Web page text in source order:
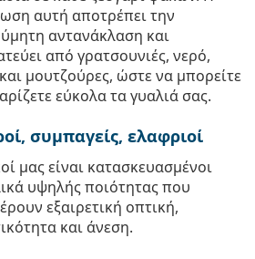
αυτή αποτρέπει την
αντανάκλαση και
από γρατσουνιές, νερό,
μουτζούρες, ώστε να μπορείτε
εύκολα τα γυαλιά σας.
συμπαγείς, ελαφριοί
μας είναι κατασκευασμένοι
υψηλής ποιότητας που
εξαιρετική οπτική,
και άνεση.